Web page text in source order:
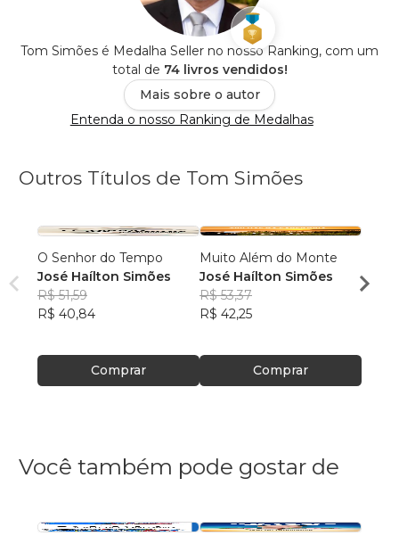
Tom Simões é Medalha Seller no nosso Ranking, com um
total de 74 livros vendidos!
Mais sobre o autor
Entenda o nosso Ranking de Medalhas
Outros Títulos de Tom Simões
O Senhor do Tempo
José Haílton Simões
R$ 51,59
R$ 40,84
Comprar
Muito Além do Monte
José Haílton Simões
R$ 53,37
R$ 42,25
Comprar
José
R$
Você também pode gostar de